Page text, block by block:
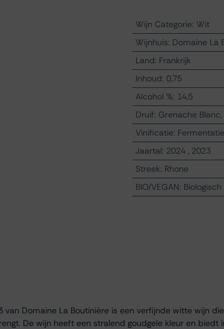
Wijn Categorie: Wit
Wijnhuis: Domaine La
Land: Frankrijk
Inhoud: 0,75
Alcohol %: 14,5
Druif: Grenache
Vinificatie:
Jaartal: 2024, 2023
Streek: Rhone
BIO/VEGAN: Biologisch
Domaine La Boutinière is een verfijnde witte wijn
De wijn heeft een stralend goudgele kleur en biedt